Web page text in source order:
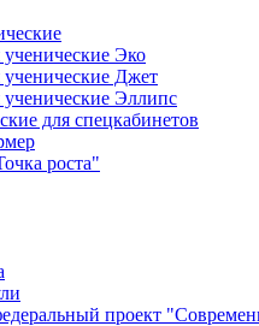
Эко
Джет
Эллипс
для спецкабинетов
роста"
проект